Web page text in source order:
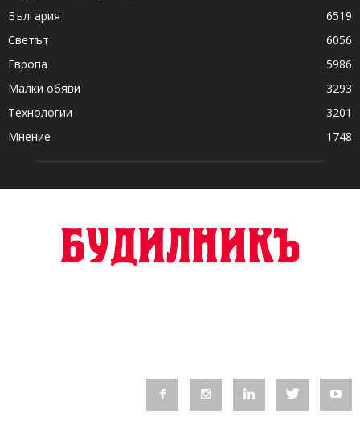
България
6519
Светът
6056
Европа
5986
Малки обяви
3293
Технологии
3201
Мнение
1748